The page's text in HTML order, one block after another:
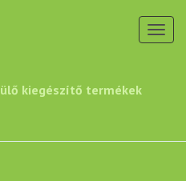
kiegészítő termékek